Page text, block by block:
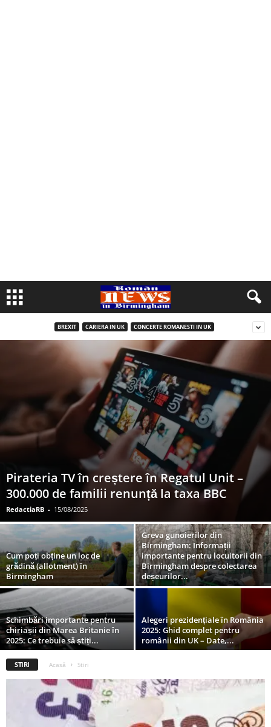
BREXIT CARIERA IN UK CONCERTE ROMANESTI IN UK
Pirateria TV în creștere în Regatul Unit –
300.000 de familii renunță la taxa BBC
RedactiaRB - 15/08/2025
Cum poți obține un loc de
grădină (allotment) în
Birmingham
Greva gunoierilor din
Birmingham: Informații
importante pentru locuitorii din
Birmingham despre colectarea
deșeurilor...
Schimbări importante pentru
chiriașii din Marea Britanie în
2025: Ce trebuie să știți...
Alegeri prezidențiale în România
2025: Ghid complet pentru
românii din UK – Date,...
STIRI Acasă Stiri